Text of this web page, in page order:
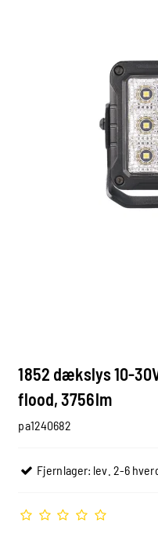
1852 dækslys 10-
flood, 3756lm
pa1240682
Fjernlager: lev. 2-6